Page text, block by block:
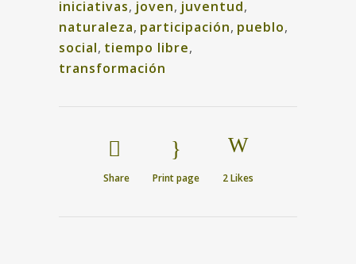
iniciativas, joven, juventud,
naturaleza, participación, pueblo,
social, tiempo libre,
transformación
Share Print page 2Likes